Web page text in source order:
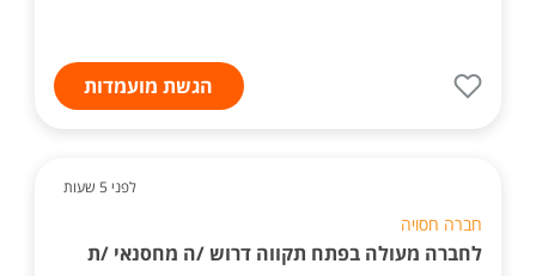
הגשת מועמדות
לפני 5 שעות
חברה חסויה
לחברה מעולה בפתח תקווה דרוש /ה מחסנאי /ת